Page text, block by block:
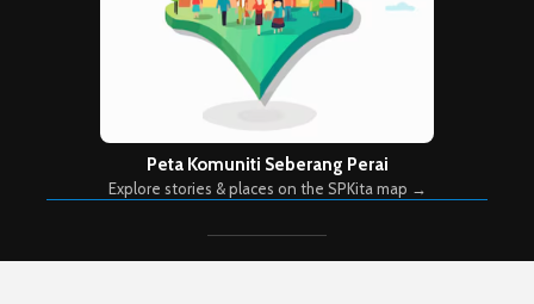
Peta Komuniti Seberang Perai
Explore stories & places on the SPKita map →